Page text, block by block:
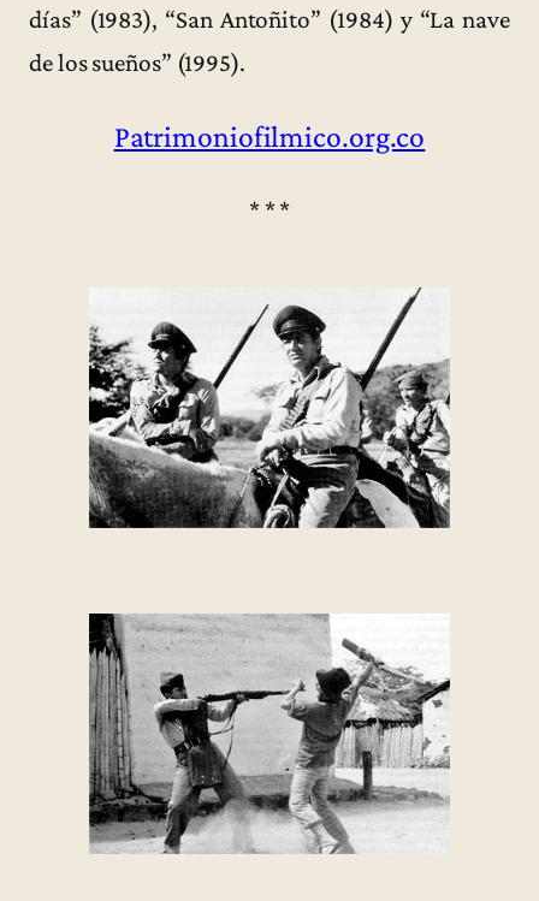
días” (1983), “San Antoñito” (1984) y “La nave
de los sueños” (1995).
Patrimoniofilmico.org.co
* * *